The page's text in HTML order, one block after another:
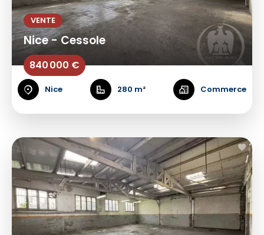
VENTE
Nice - Cessole
840 000 €
Nice 280 m² Commerce